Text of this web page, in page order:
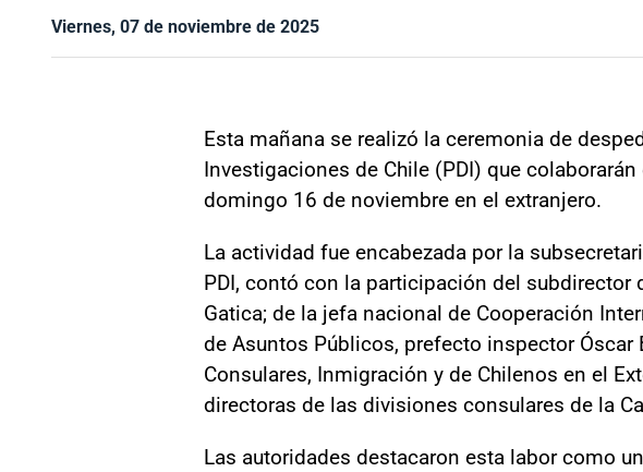
Viernes, 07 de noviembre de 2025
Esta mañana se realizó la ceremonia de
Investigaciones de Chile (PDI) que
domingo 16 de noviembre en el extranjero.
La actividad fue encabezada por la
PDI, contó con la participación del subdirector
Gatica; de la jefa nacional de Cooperación
de Asuntos Públicos, prefecto inspector
Consulares, Inmigración y de Chilenos en el
directoras de las divisiones consulares de la
Las autoridades destacaron esta labor como